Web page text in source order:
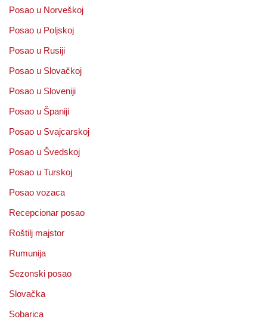
Posao u Norveškoj
Posao u Poljskoj
Posao u Rusiji
Posao u Slovačkoj
Posao u Sloveniji
Posao u Španiji
Posao u Svajcarskoj
Posao u Švedskoj
Posao u Turskoj
Posao vozaca
Recepcionar posao
Roštilj majstor
Rumunija
Sezonski posao
Slovačka
Sobarica